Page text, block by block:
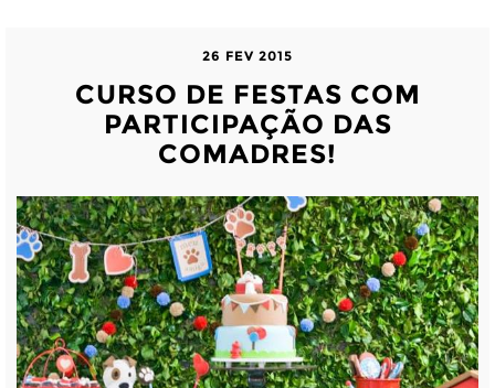
26 FEV 2015
CURSO DE FESTAS COM
PARTICIPAÇÃO DAS
COMADRES!